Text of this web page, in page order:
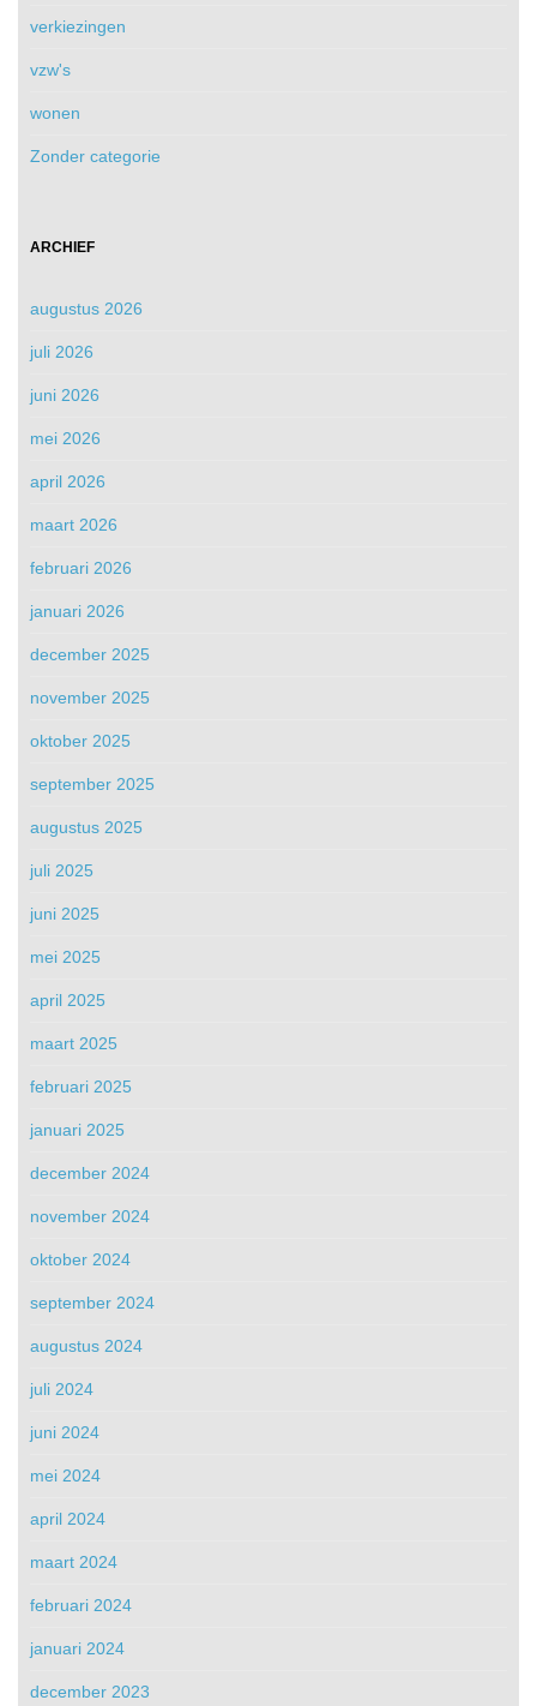
verkiezingen
vzw's
wonen
Zonder categorie
ARCHIEF
augustus 2026
juli 2026
juni 2026
mei 2026
april 2026
maart 2026
februari 2026
januari 2026
december 2025
november 2025
oktober 2025
september 2025
augustus 2025
juli 2025
juni 2025
mei 2025
april 2025
maart 2025
februari 2025
januari 2025
december 2024
november 2024
oktober 2024
september 2024
augustus 2024
juli 2024
juni 2024
mei 2024
april 2024
maart 2024
februari 2024
januari 2024
december 2023